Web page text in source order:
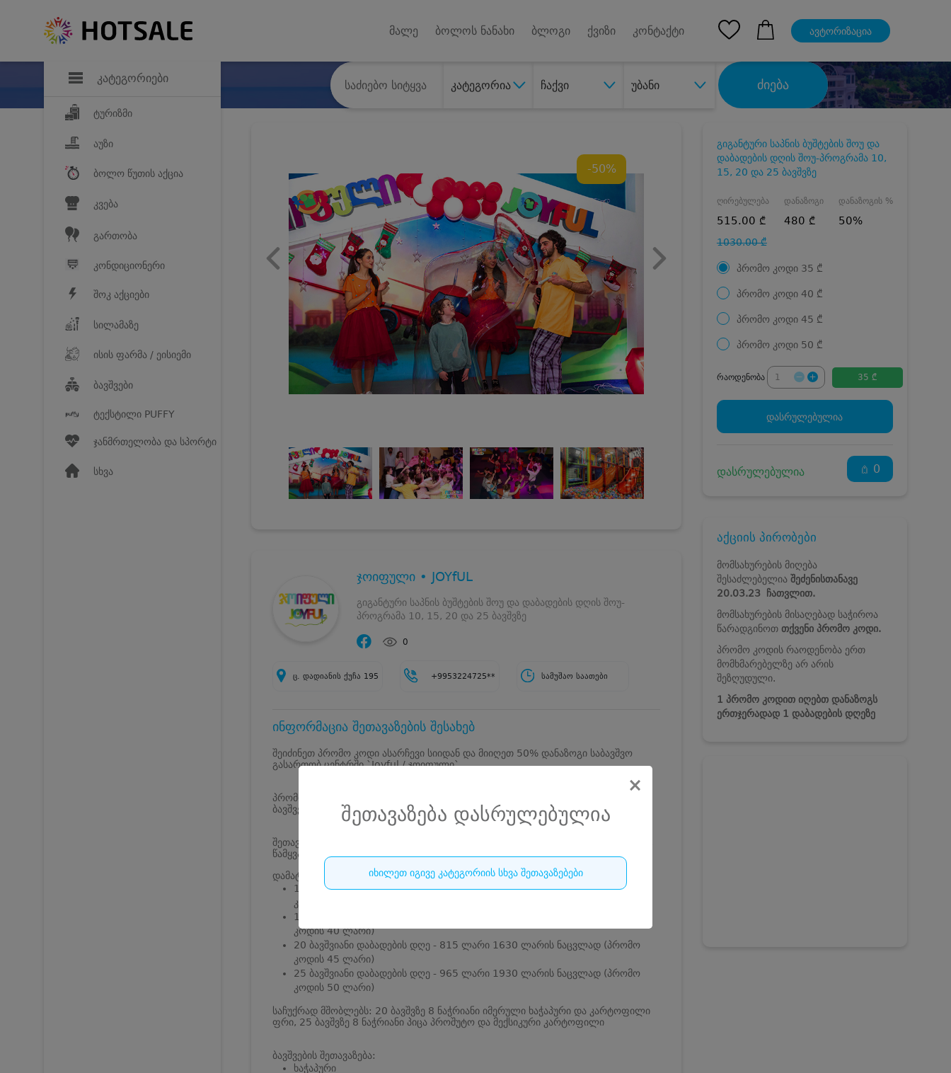
კატეგორიები
ტურიზმი
აუზი
ბოლო წუთის აქცია
კვება
გართობა
კონდიციონერი
შოკ აქციები
სილამაზე
ისის ფარმა / ეისიემი
ბავშვები
ტექსტილი PUFFY
ჯანმრთელობა და სპორტი
სხვა
მალე ბოლოს ნანახი ბლოგი ქვიზი კონტაქტი ავტორიზაცია
კატეგორია ჩაქვი უბანი ძიება
×
შეთავაზება დასრულებულია
იხილეთ იგივე კატეგორიის სხვა შეთავაზებები
-50%
ჯოიფული • JOYfUL
გიგანტური საპნის ბუშტების შოუ და დაბადების დღის შოუ-
პროგრამა 10, 15, 20 და 25 ბავშვზე
0
ც. დადიანის ქუჩა 195 +9953224725** სამუშაო საათები
ინფორმაცია შეთავაზების შესახებ
შეიძინეთ პრომო კოდი ასარჩევი სიიდან და მიიღეთ 50% დანაზოგი საბავშვო
გასართობ ცენტრში `Joyful / ჯოიფული`
პრომო კოდის შეძენის შემდეგ ადგილზე გადაიხდით დანაზოგით მიღებულ ფასს
ბავშვების რაოდენობის მიხედვით
შეთავაზებაში შედის: გიგანტური საპნის ბუშტების შოუ, გასართობი შოუ პროგრამა,
წამყვანი და ანიმაციური გმირი 10, 15, 20 და 25 ბავშვზე
დამატებით 1 ბავშვზე 35 ლარი
10 ბავშვიანი დაბადების დღე - 515 ლარი 1030 ლარის ნაცვლად (პრომო
კოდის 35 ლარი)
15 ბავშვიანი დაბადების დღე - 665 ლარი 1330 ლარის ნაცვლად (პრომო
კოდის 40 ლარი)
20 ბავშვიანი დაბადების დღე - 815 ლარი 1630 ლარის ნაცვლად (პრომო
კოდის 45 ლარი)
25 ბავშვიანი დაბადების დღე - 965 ლარი 1930 ლარის ნაცვლად (პრომო
კოდის 50 ლარი)
საჩუქრად მშობლებს: 20 ბავშვზე 8 ნაჭრიანი იმერული ხაჭაპური და კარტოფილი
ფრი, 25 ბავშვზე 8 ნაჭრიანი პიცა პროშუტო და მექსიკური კარტოფილი
ბავშვების შეთავაზება:
ხაჭაპური
გიგანტური საპნის ბუშტების შოუ და
დაბადების დღის შოუ-პროგრამა 10,
15, 20 და 25 ბავშვზე
ღირებულება
515.00 ₾
1030.00 ₾
დანაზოგი
480 ₾
დანაზოგის %
50%
პრომო კოდი 35 ₾
პრომო კოდი 40 ₾
პრომო კოდი 45 ₾
პრომო კოდი 50 ₾
რაოდენობა 35 ₾
დასრულებულია
დასრულებულია 0
აქციის პირობები
მომსახურების მიღება
შესაძლებელიაშეძენისთანავე
20.03.23
ჩათვლით.
მომსახურების მისაღებად საჭიროა
წარადგინოთ თქვენი პრომო კოდი.
პრომო კოდის რაოდენობა ერთ
მომხმარებელზე არ არის
შეზღუდული.
1 პრომო კოდით იღებთ დანაზოგს
ერთჯერადად 1 დაბადების დღეზე